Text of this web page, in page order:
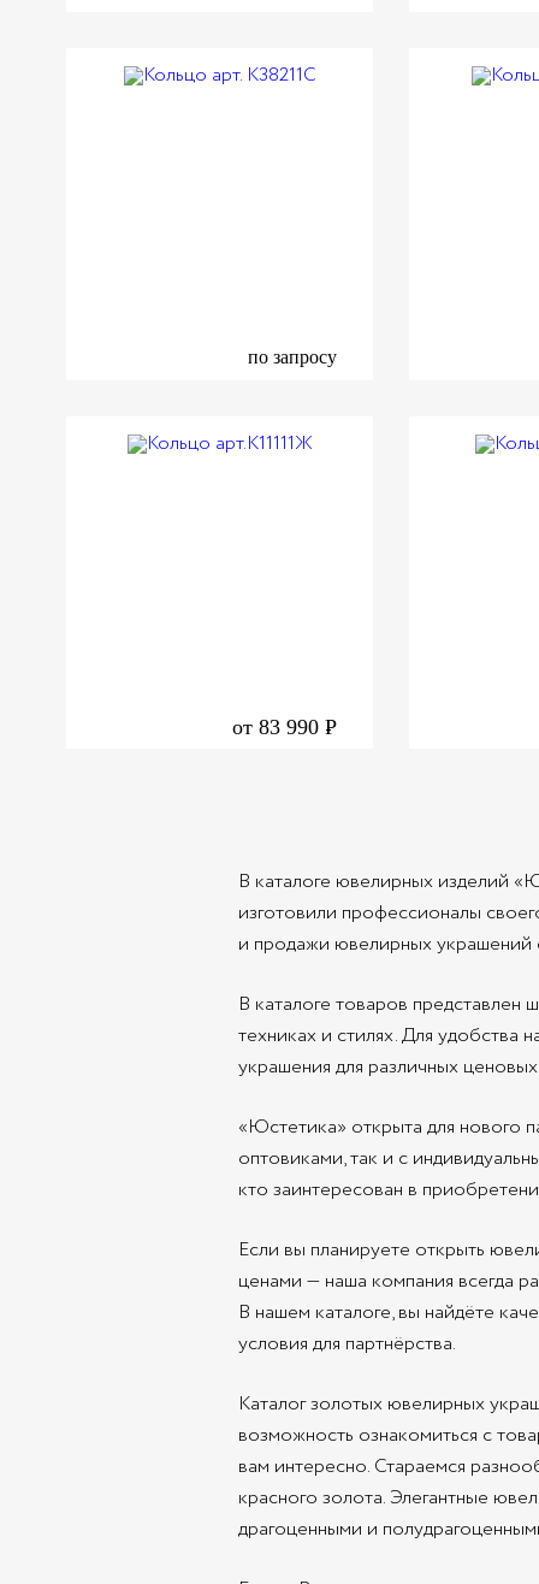
по запросу
от 83 990 Р
В каталоге ювелирных изделий
изготовили профессионалы
и продажи ювелирных украшений
В каталоге товаров
техниках и стилях. Для удобства
украшения для различных
«Юстетика» открыта для нового
оптовиками, так и с
кто заинтересован в
Если вы планируете открыть
ценами — наша компания всегда
В нашем каталоге, вы найдёте
условия для партнёрства.
Каталог золотых ювелирных
возможность ознакомиться с
вам интересно. Стараемся
красного золота. Элегантные
драгоценными и